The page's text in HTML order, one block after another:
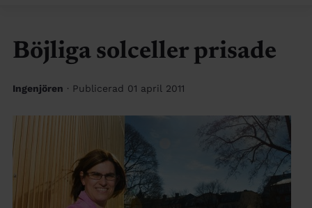
Böjliga solceller prisade
Ingenjören · Publicerad 01 april 2011